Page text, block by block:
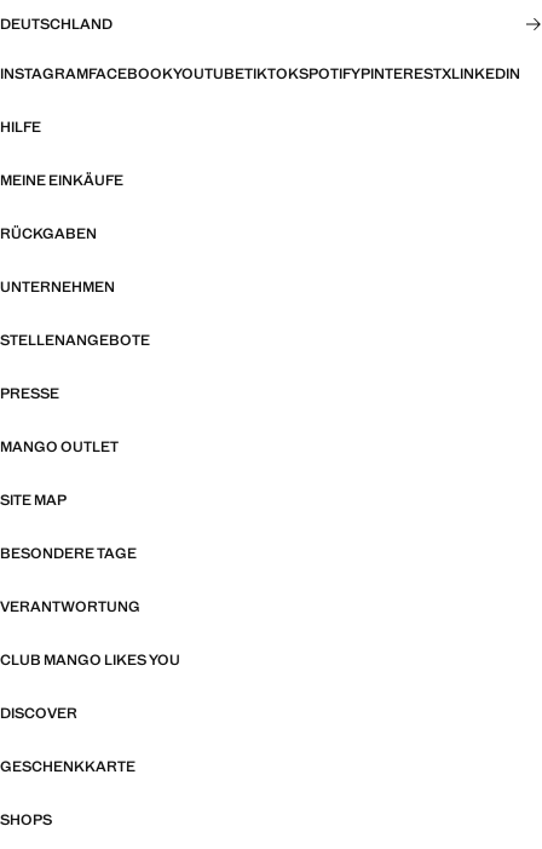
DEUTSCHLAND
INSTAGRAMFACEBOOKYOUTUBETIKTOKSPOTIFYPINTERESTXLINKEDIN
HILFE
MEINE EINKÄUFE
RÜCKGABEN
UNTERNEHMEN
STELLENANGEBOTE
PRESSE
MANGO OUTLET
SITE MAP
BESONDERE TAGE
VERANTWORTUNG
CLUB MANGO LIKES YOU
DISCOVER
GESCHENKKARTE
SHOPS